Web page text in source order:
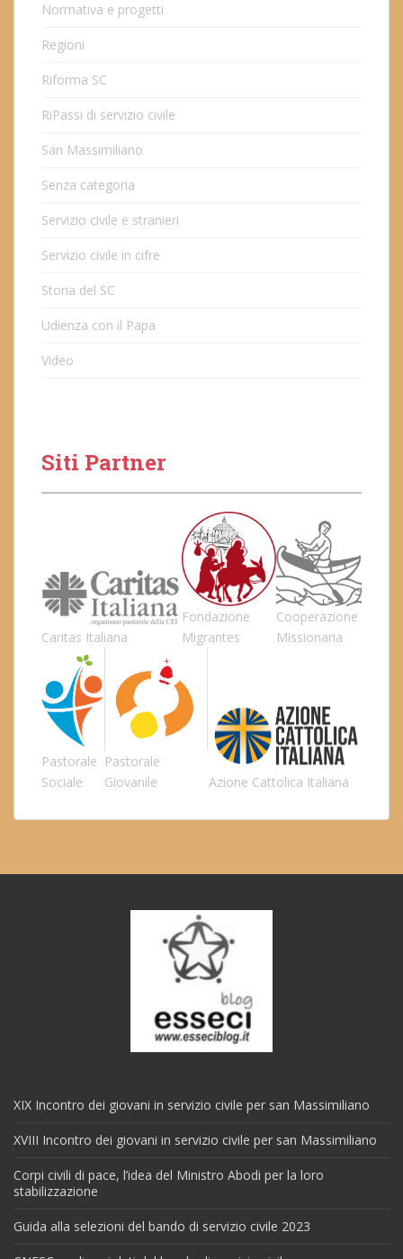
Normativa e progetti
Regioni
Riforma SC
RiPassi di servizio civile
San Massimiliano
Senza categoria
Servizio civile e stranieri
Servizio civile in cifre
Storia del SC
Udienza con il Papa
Video
Siti Partner
Caritas Italiana
Fondazione
Migrantes
Cooperazione
Missionaria
Pastorale
Sociale
Pastorale
Giovanile
Azione Cattolica Italiana
XIX Incontro dei giovani in servizio civile per san Massimiliano
XVIII Incontro dei giovani in servizio civile per san Massimiliano
Corpi civili di pace, l’idea del Ministro Abodi per la loro
stabilizzazione
Guida alla selezioni del bando di servizio civile 2023